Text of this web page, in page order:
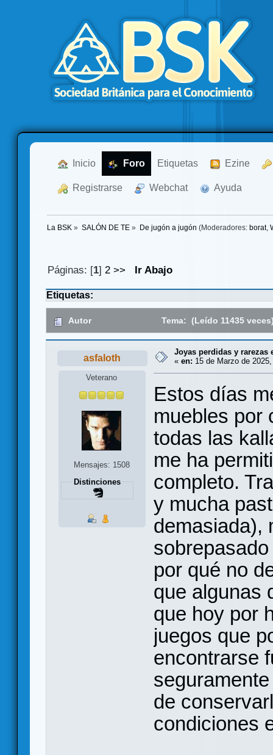
Inicio Foro Etiquetas Ezine
Registrarse Webchat Ayuda
La BSK » SALÓN DE TE » De jugón a jugón (Moderadores: borat,
Páginas: [1]2 >> Ir Abajo
Etiquetas:
Autor Tema: (Leído 11435
asfaloth
Veterano
Mensajes: 1508
Distinciones
Joyas perdidas y rarezas
« en: 15 de Marzo de
Estos días
muebles por
todas las
me ha
completo.
y mucha
demasiada),
por qué no
que algunas
que hoy por
juegos que
encontrarse
de
condiciones